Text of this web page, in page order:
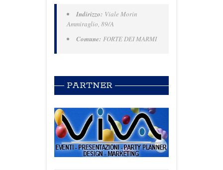
Indirizzo: Viale Morin
Ammiraglio, 89/A
Comune: FORTE DEI MARMI
PARTNER